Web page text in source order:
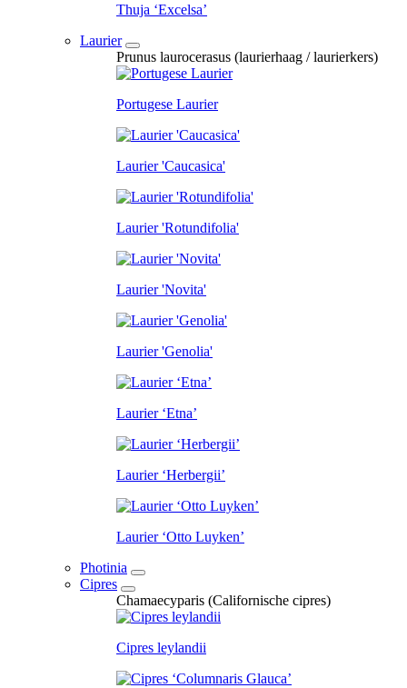
Thuja ‘Excelsa’
Laurier
Prunus laurocerasus (laurierhaag / laurierkers)
Portugese Laurier
Laurier 'Caucasica'
Laurier 'Rotundifolia'
Laurier 'Novita'
Laurier 'Genolia'
Laurier ‘Etna’
Laurier ‘Herbergii’
Laurier ‘Otto Luyken’
Photinia
Cipres
Chamaecyparis (Californische cipres)
Cipres leylandii